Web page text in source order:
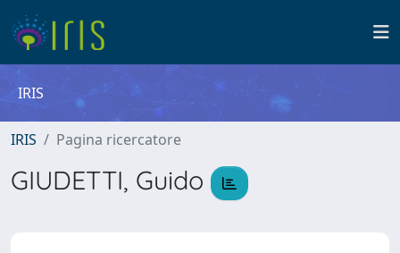
IRIS
IRIS Pagina ricercatore
GIUDETTI, Guido